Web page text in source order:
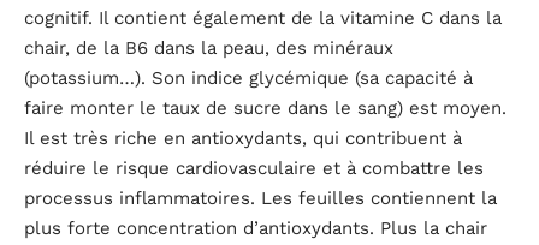
cognitif. Il contient également de la vitamine C dans la
chair, de la B6 dans la peau, des minéraux
(potassium…). Son indice glycémique (sa capacité à
faire monter le taux de sucre dans le sang) est moyen.
Il est très riche en antioxydants, qui contribuent à
réduire le risque cardiovasculaire et à combattre les
processus inflammatoires. Les feuilles contiennent la
plus forte concentration d’antioxydants. Plus la chair